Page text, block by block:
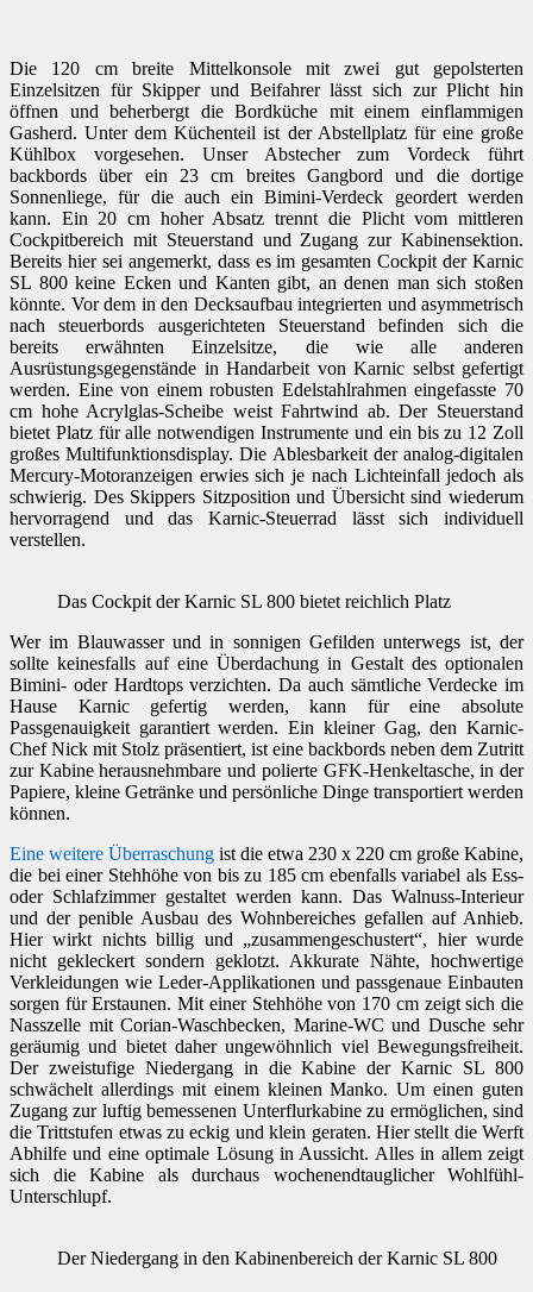
Die 120 cm breite Mittelkonsole mit zwei gut gepolsterten
Einzelsitzen für Skipper und Beifahrer lässt sich zur Plicht hin
öffnen und beherbergt die Bordküche mit einem einflammigen
Gasherd. Unter dem Küchenteil ist der Abstellplatz für eine große
Kühlbox vorgesehen. Unser Abstecher zum Vordeck führt
backbords über ein 23 cm breites Gangbord und die dortige
Sonnenliege, für die auch ein Bimini-Verdeck geordert werden
kann. Ein 20 cm hoher Absatz trennt die Plicht vom mittleren
Cockpitbereich mit Steuerstand und Zugang zur Kabinensektion.
Bereits hier sei angemerkt, dass es im gesamten Cockpit der Karnic
SL 800 keine Ecken und Kanten gibt, an denen man sich stoßen
könnte. Vor dem in den Decksaufbau integrierten und asymmetrisch
nach steuerbords ausgerichteten Steuerstand befinden sich die
bereits erwähnten Einzelsitze, die wie alle anderen
Ausrüstungsgegenstände in Handarbeit von Karnic selbst gefertigt
werden. Eine von einem robusten Edelstahlrahmen eingefasste 70
cm hohe Acrylglas-Scheibe weist Fahrtwind ab. Der Steuerstand
bietet Platz für alle notwendigen Instrumente und ein bis zu 12 Zoll
großes Multifunktionsdisplay. Die Ablesbarkeit der analog-digitalen
Mercury-Motoranzeigen erwies sich je nach Lichteinfall jedoch als
schwierig. Des Skippers Sitzposition und Übersicht sind wiederum
hervorragend und das Karnic-Steuerrad lässt sich individuell
verstellen.
Das Cockpit der Karnic SL 800 bietet reichlich Platz
Wer im Blauwasser und in sonnigen Gefilden unterwegs ist, der
sollte keinesfalls auf eine Überdachung in Gestalt des optionalen
Bimini- oder Hardtops verzichten. Da auch sämtliche Verdecke im
Hause Karnic gefertig werden, kann für eine absolute
Passgenauigkeit garantiert werden. Ein kleiner Gag, den Karnic-
Chef Nick mit Stolz präsentiert, ist eine backbords neben dem Zutritt
zur Kabine herausnehmbare und polierte GFK-Henkeltasche, in der
Papiere, kleine Getränke und persönliche Dinge transportiert werden
können.
Eine weitere Überraschung ist die etwa 230 x 220 cm große Kabine,
die bei einer Stehhöhe von bis zu 185 cm ebenfalls variabel als Ess-
oder Schlafzimmer gestaltet werden kann. Das Walnuss-Interieur
und der penible Ausbau des Wohnbereiches gefallen auf Anhieb.
Hier wirkt nichts billig und „zusammengeschustert“, hier wurde
nicht gekleckert sondern geklotzt. Akkurate Nähte, hochwertige
Verkleidungen wie Leder-Applikationen und passgenaue Einbauten
sorgen für Erstaunen. Mit einer Stehhöhe von 170 cm zeigt sich die
Nasszelle mit Corian-Waschbecken, Marine-WC und Dusche sehr
geräumig und bietet daher ungewöhnlich viel Bewegungsfreiheit.
Der zweistufige Niedergang in die Kabine der Karnic SL 800
schwächelt allerdings mit einem kleinen Manko. Um einen guten
Zugang zur luftig bemessenen Unterflurkabine zu ermöglichen, sind
die Trittstufen etwas zu eckig und klein geraten. Hier stellt die Werft
Abhilfe und eine optimale Lösung in Aussicht. Alles in allem zeigt
sich die Kabine als durchaus wochenendtauglicher Wohlfühl-
Unterschlupf.
Der Niedergang in den Kabinenbereich der Karnic SL 800